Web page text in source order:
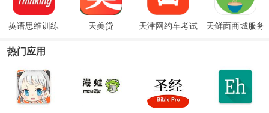
英语思维训练 天美贷 天津网约车考试
天鲜面商城服务
热门应用